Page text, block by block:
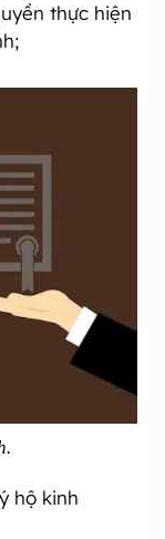
thực hiện
hộ kinh